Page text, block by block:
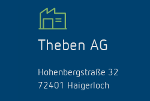
Theben AG
Hohenbergstraße 32
72401 Haigerloch